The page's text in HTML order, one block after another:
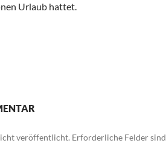
Urlaub hattet.
veröffentlicht. Erforderliche Felder sind